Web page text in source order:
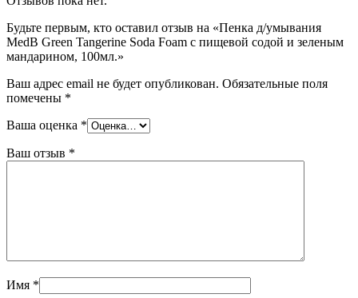
Будьте первым, кто оставил отзыв на «Пенка д/умывания
MedB Green Tangerine Soda Foam с пищевой содой и зеленым
мандарином, 100мл.»
Ваш адрес email не будет опубликован. Обязательные поля
помечены *
Ваша оценка *
Ваш отзыв *
Имя *